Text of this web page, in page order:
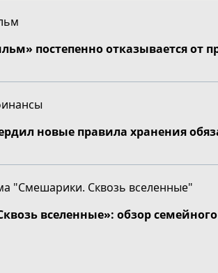
постепенно отказывается от
новые правила хранения
вселенные»: обзор